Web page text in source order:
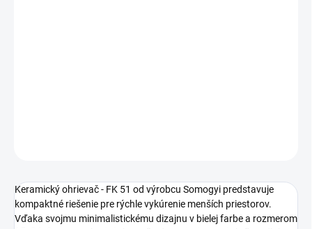
Keramický ohrievač - FK 51 od výrobcu Somogyi predstavuje
kompaktné riešenie pre rýchle vykúrenie menších priestorov.
Vďaka svojmu minimalistickému dizajnu v bielej farbe a rozmerom